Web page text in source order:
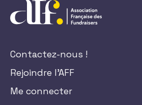
Contactez-nous !
Rejoindre l'AFF
Me connecter